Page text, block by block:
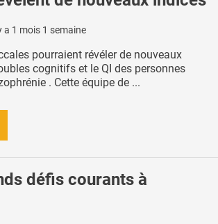
a 1 mois 1 semaine
pourraient révéler de nouveaux
cognitifs et le QI des personnes
. Cette équipe de ...
défis courants à